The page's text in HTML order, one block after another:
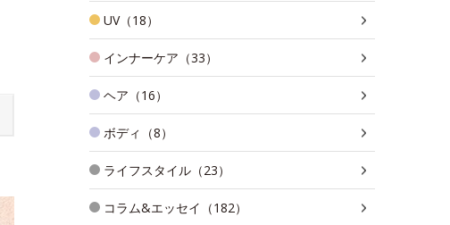
UV（18）
インナーケア（33）
ヘア（16）
ボディ（8）
ライフスタイル（23）
コラム&エッセイ（182）